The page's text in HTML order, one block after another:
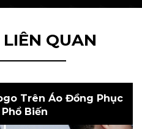
QUAN
Trên Áo Đồng Phục
Biến